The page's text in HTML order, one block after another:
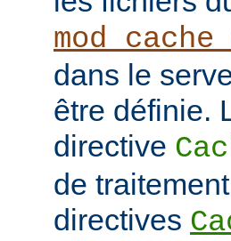
dans le
être définie.
directive
de
directives